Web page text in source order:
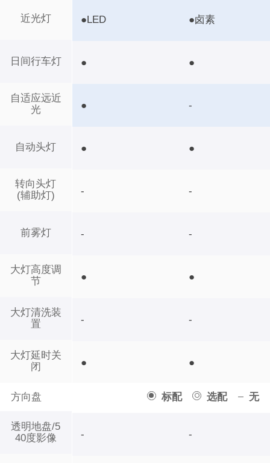
近光灯
日间行车灯
自适应远近
光
自动头灯
转向头灯
(辅助灯)
前雾灯
大灯高度调
节
大灯清洗装
置
大灯延时关
闭
方向盘 标配 选配 无
透明地盘/5
40度影像
●LED ●卤素
● ●
● -
● ●
- -
- -
● ●
- -
● ●
- -